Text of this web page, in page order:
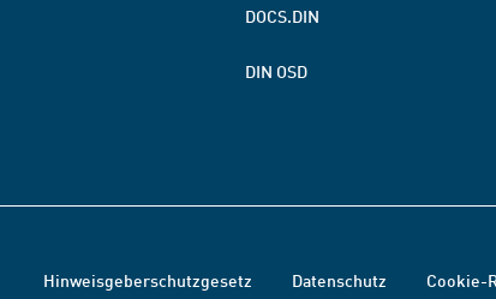
DOCS.DIN
DIN OSD
Hinweisgeberschutzgesetz Datenschutz Cookie-